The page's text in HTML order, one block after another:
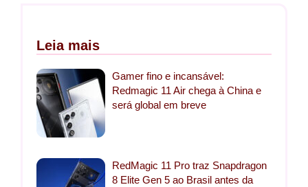
Leia mais
Gamer fino e incansável:
Redmagic 11 Air chega à China e
será global em breve
RedMagic 11 Pro traz Snapdragon
8 Elite Gen 5 ao Brasil antes da